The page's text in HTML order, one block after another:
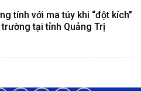
tính với ma túy khi “đột kích”
tại tỉnh Quảng Trị